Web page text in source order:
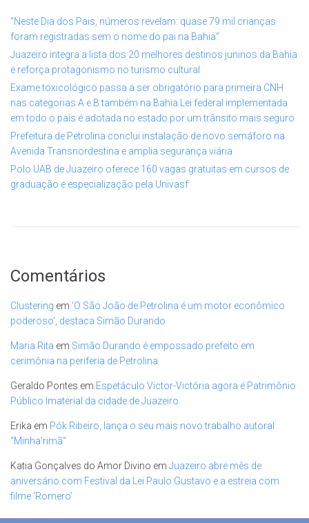
“Neste Dia dos Pais, números revelam: quase 79 mil crianças
foram registradas sem o nome do pai na Bahia”
Juazeiro integra a lista dos 20 melhores destinos juninos da Bahia
e reforça protagonismo no turismo cultural
Exame toxicológico passa a ser obrigatório para primeira CNH
nas categorias A e B também na Bahia Lei federal implementada
em todo o país é adotada no estado por um trânsito mais seguro
Prefeitura de Petrolina conclui instalação de novo semáforo na
Avenida Transnordestina e amplia segurança viária
Polo UAB de Juazeiro oferece 160 vagas gratuitas em cursos de
graduação e especialização pela Univasf
Comentários
Clustering em ‘O São João de Petrolina é um motor econômico
poderoso’, destaca Simão Durando
Maria Rita em Simão Durando é empossado prefeito em
cerimônia na periferia de Petrolina
Geraldo Pontes em Espetáculo Victor-Victória agora é Patrimônio
Público Imaterial da cidade de Juazeiro
Erika em Pók Ribeiro, lança o seu mais novo trabalho autoral
“Minha’rimã”
Katia Gonçalves do Amor Divino em Juazeiro abre mês de
aniversário com Festival da Lei Paulo Gustavo e a estreia com
filme ‘Romero’